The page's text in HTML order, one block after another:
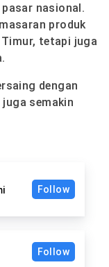
pasar nasional.
produk
tetapi juga
dengan
semakin
Follow
Follow